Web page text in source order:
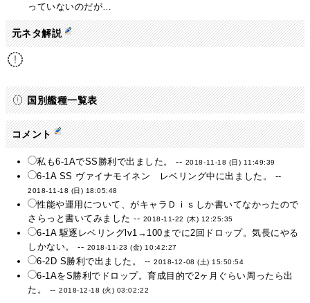
っていないのだが…
元ネタ解説
国別艦種一覧表
コメント
私も6-1AでSS勝利で出ました。 -- 2018-11-18 (日) 11:49:39
6-1A SS ヴァイナモイネン レベリング中に出ました。 --
2018-11-18 (日) 18:05:48
性能や運用について、がキャラＤｉｓしか書いてなかったので
さらっと書いてみました -- 2018-11-22 (木) 12:25:35
6-1A 駆逐レベリングlv1→100までに2回ドロップ。気長にやる
しかない。 -- 2018-11-23 (金) 10:42:27
6-2D S勝利で出ました。 --2018-12-08 (土) 15:50:54
6-1AをS勝利でドロップ。育成目的で2ヶ月ぐらい周ったら出
た。 --2018-12-18 (火) 03:02:22